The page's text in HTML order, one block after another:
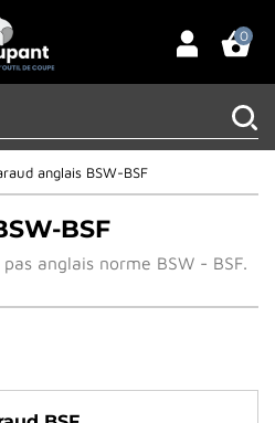
0
anglais BSW-BSF
BSF
anglais norme BSW - BSF.